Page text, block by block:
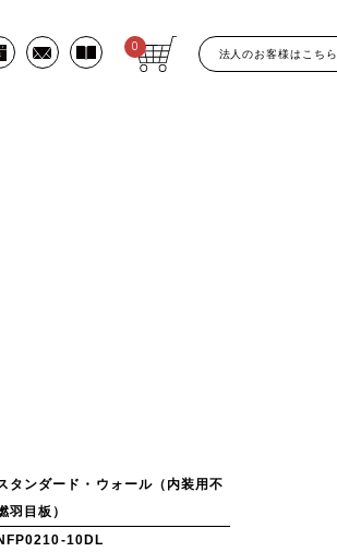
0
法人のお客様はこちら
タンダード・ウォール（内装用不
羽目板）
10DL